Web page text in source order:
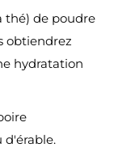
thé) de poudre
obtiendrez
hydratation
d'érable.